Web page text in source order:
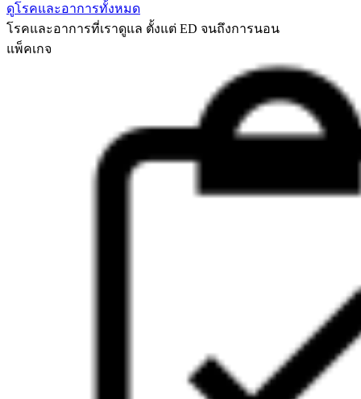
ดูโรคและอาการทั้งหมด
โรคและอาการที่เราดูแล ตั้งแต่ ED จนถึงการนอน
แพ็คเกจ